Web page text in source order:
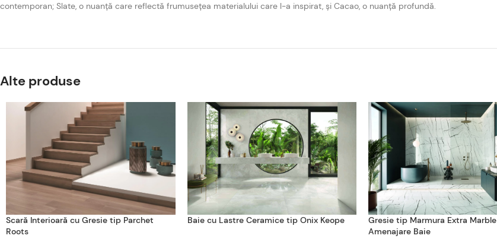
contemporan; Slate, o nuanță care reflectă frumusețea materialului care l-a inspirat, și Cacao, o nuanță profundă.
Alte produse
Scară Interioară cu Gresie tip Parchet
Roots
Baie cu Lastre Ceramice tip Onix Keope
Gresie tip Marmura Extra Marble
Amenajare Baie